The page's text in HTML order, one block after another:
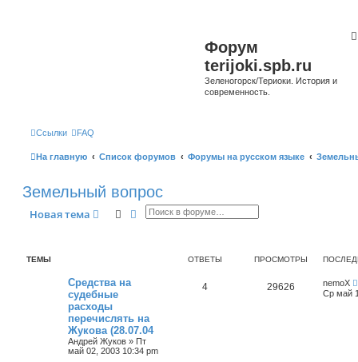
Форум
terijoki.spb.ru
Зеленогорск/Териоки. История и
современность.
Ссылки FAQ
На главную Список форумов Форумы на русском языке
Земельный вопрос
Новая тема ПоискРасширенный поиск
ТЕМЫ ОТВЕТЫ ПРОСМОТРЫ
Средства на
судебные
расходы
перечислять на
Жукова (28.07.04
Андрей Жуков » Пт
май 02, 2003 10:34 pm
4 29626
nemoX
Ср май